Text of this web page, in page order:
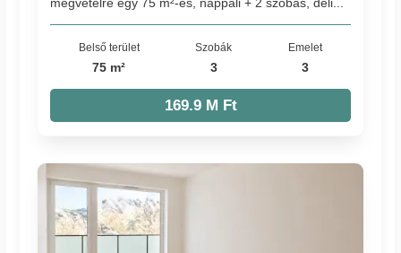
Belső terület
75 m²
Szobák
3
Emelet
3
169.9 M Ft